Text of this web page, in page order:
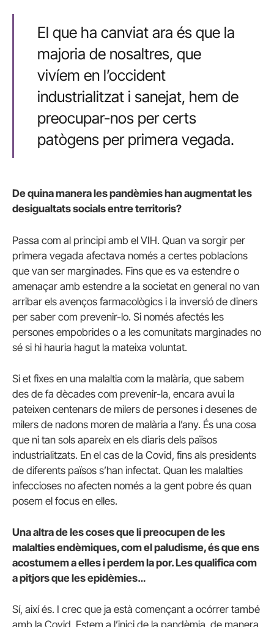
El que ha canviat ara és que la
majoria de nosaltres, que
vivíem en l’occident
industrialitzat i sanejat, hem de
preocupar-nos per certs
patògens per primera vegada.
De quina manera les pandèmies han augmentat les
desigualtats socials entre territoris?
Passa com al principi amb el VIH. Quan va sorgir per
primera vegada afectava només a certes poblacions
que van ser marginades. Fins que es va estendre o
amenaçar amb estendre a la societat en general no van
arribar els avenços farmacològics i la inversió de diners
per saber com prevenir-lo. Si només afectés les
persones empobrides o a les comunitats marginades no
sé si hi hauria hagut la mateixa voluntat.
Si et fixes en una malaltia com la malària, que sabem
des de fa dècades com prevenir-la, encara avui la
pateixen centenars de milers de persones i desenes de
milers de nadons moren de malària a l’any. És una cosa
que ni tan sols apareix en els diaris dels països
industrialitzats. En el cas de la Covid, fins als presidents
de diferents països s’han infectat. Quan les malalties
infeccioses no afecten només a la gent pobre és quan
posem el focus en elles.
Una altra de les coses que li preocupen de les
malalties endèmiques, com el paludisme, és que ens
acostumem a elles i perdem la por. Les qualifica com
a pitjors que les epidèmies…
Sí, així és. I crec que ja està començant a ocórrer també